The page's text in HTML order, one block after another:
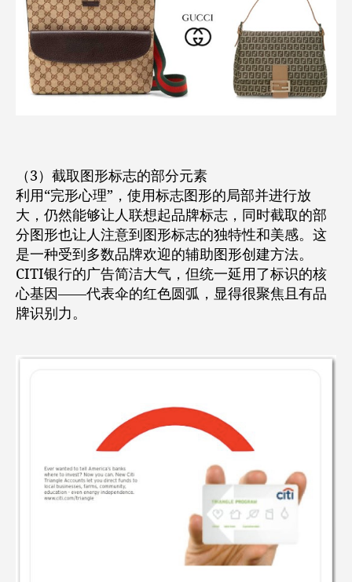
（3）截取图形标志的部分元素
利用“完形心理”，使用标志图形的局部并进行放
大，仍然能够让人联想起品牌标志，同时截取的部
分图形也让人注意到图形标志的独特性和美感。这
是一种受到多数品牌欢迎的辅助图形创建方法。
CITI银行的广告简洁大气，但统一延用了标识的核
心基因——代表伞的红色圆弧，显得很聚焦且有品
牌识别力。